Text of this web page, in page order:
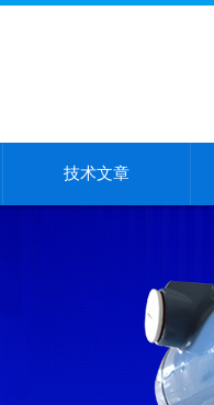
技术文章